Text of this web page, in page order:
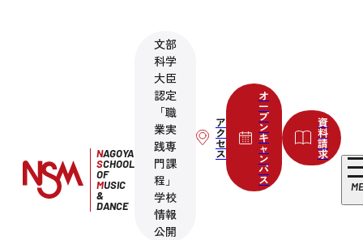
NAGOYA
SCHOOL
OF
MUSIC
&
DANCE
文部
科学
大臣
認定
「職
業実
践専
門課
程」
学校
情報
公開
ア
ク
セ
ス
オ
ー
プ
ン
キ
ャ
ン
パ
ス
資
料
請
求